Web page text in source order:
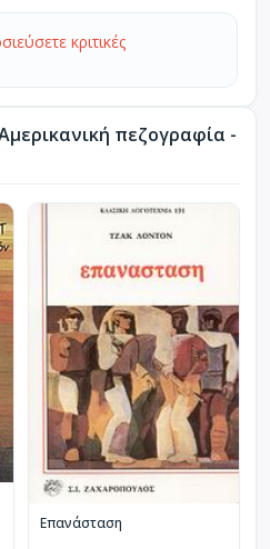
κριτικές
πεζογραφία -
Επανάσταση